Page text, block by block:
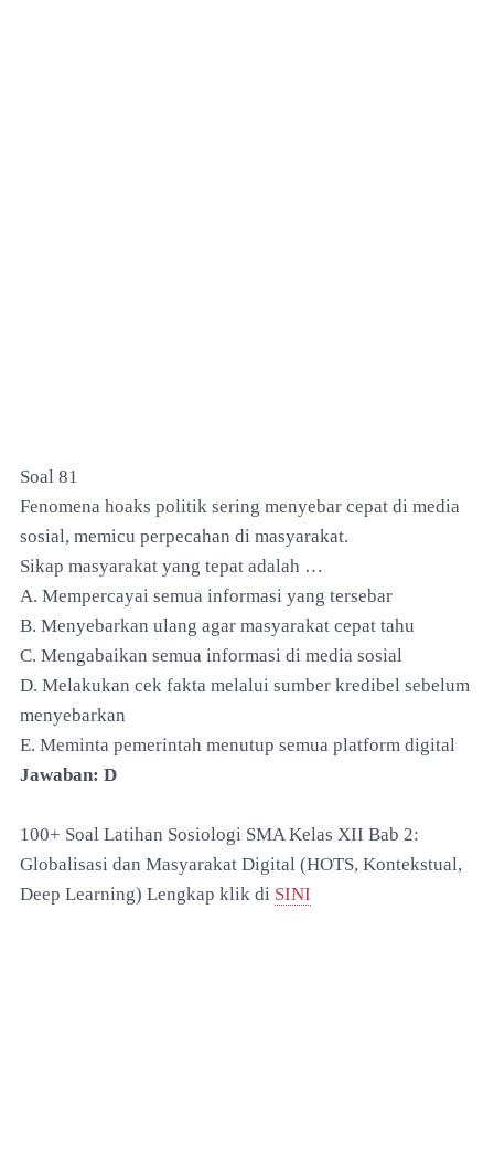
Soal 81
Fenomena hoaks politik sering menyebar cepat di media
sosial, memicu perpecahan di masyarakat.
Sikap masyarakat yang tepat adalah …
A. Mempercayai semua informasi yang tersebar
B. Menyebarkan ulang agar masyarakat cepat tahu
C. Mengabaikan semua informasi di media sosial
D. Melakukan cek fakta melalui sumber kredibel sebelum
menyebarkan
E. Meminta pemerintah menutup semua platform digital
Jawaban: D
100+ Soal Latihan Sosiologi SMA Kelas XII Bab 2:
Globalisasi dan Masyarakat Digital (HOTS, Kontekstual,
Deep Learning) Lengkap klik di SINI